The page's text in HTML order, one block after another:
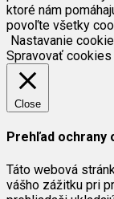
ktoré nám
povoľte všetky
Nastavanie
Spravovať cookies
Close
Prehľad ochrany
Táto webová
vášho zážitku pri